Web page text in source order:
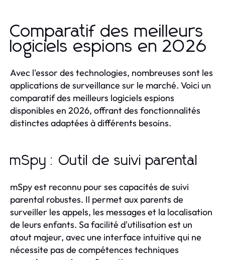
Comparatif des meilleurs
logiciels espions en 2026
Avec l'essor des technologies, nombreuses sont les
applications de surveillance sur le marché. Voici un
comparatif des meilleurs logiciels espions
disponibles en 2026, offrant des fonctionnalités
distinctes adaptées à différents besoins.
mSpy : Outil de suivi parental
mSpy est reconnu pour ses capacités de suivi
parental robustes. Il permet aux parents de
surveiller les appels, les messages et la localisation
de leurs enfants. Sa facilité d'utilisation est un
atout majeur, avec une interface intuitive qui ne
nécessite pas de compétences techniques